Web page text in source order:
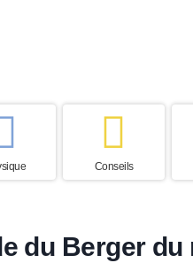
Conseils
du Berger